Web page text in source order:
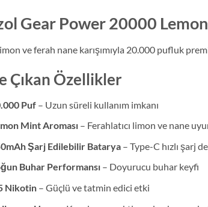
Gear Power 20000
ve ferah nane karışımıyla 20.000 pufluk
Çıkan Özellikler
Puf– Uzun süreli kullanım imkanı
Mint Aroması– Ferahlatıcı limon ve nane
Şarj Edilebilir Batarya– Type-C hızlı şarj
Buhar Performansı– Doyurucu buhar keyfi
Nikotin– Güçlü ve tatmin edici etki